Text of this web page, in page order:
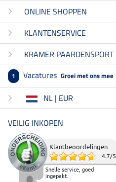
ONLINE SHOPPEN
KLANTENSERVICE
KRAMER PAARDENSPORT
1 Vacatures Groei met ons mee
NL | EUR
VEILIG INKOPEN
Klantbeoordelingen
4.7/5
Snelle service, goed
ingepakt.